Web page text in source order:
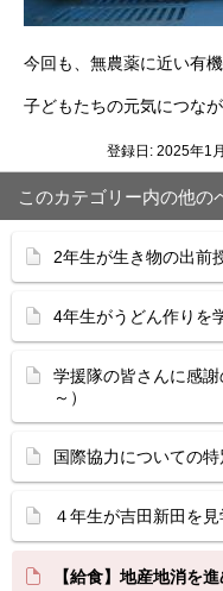
今回も、無農薬に近い有
子どもたちの元気につな
登録日: 2025年1
このカテゴリー内の他の
2年生が生き物の出前
4年生がうどん作りを
学援隊の皆さんに感
～）
国際協力についての
４年生が吉田新田を
【給食】地産地消を